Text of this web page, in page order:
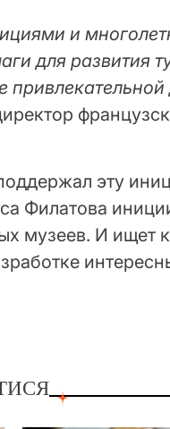
и
для развития
эту
Филатова
музеев. И ищет